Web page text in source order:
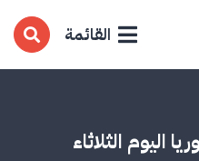
القائمة
اليوم الثلاثاء